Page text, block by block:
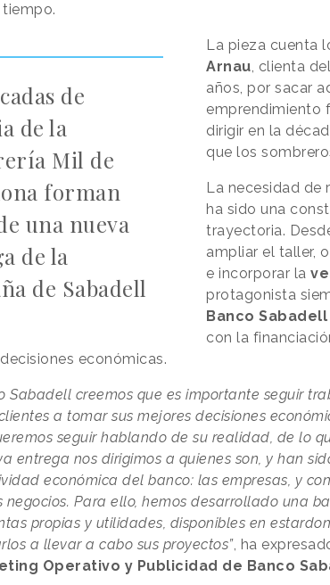
de
de la
Mil de
forman
una nueva
de la
de Sabadell
La pieza cuenta
Arnau, clienta del
años, por sacar
emprendimiento
dirigir en la
que los
La necesidad de
ha sido una
trayectoria.
ampliar el taller,
e incorporar la
protagonista
Banco Sabadell
con la
económicas.
Sabadell creemos que es importante seguir
a tomar sus mejores decisiones
seguir hablando de su realidad, de lo
entrega nos dirigimos a quienes son, y han
económica del banco: las empresas, y
negocios. Para ello, hemos desarrollado una
propias y utilidades, disponibles en
a llevar a cabo sus proyectos”, ha
Operativo y Publicidad de Banco